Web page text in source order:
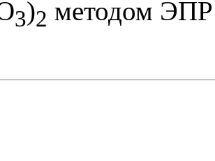
3)2 методом ЭПР